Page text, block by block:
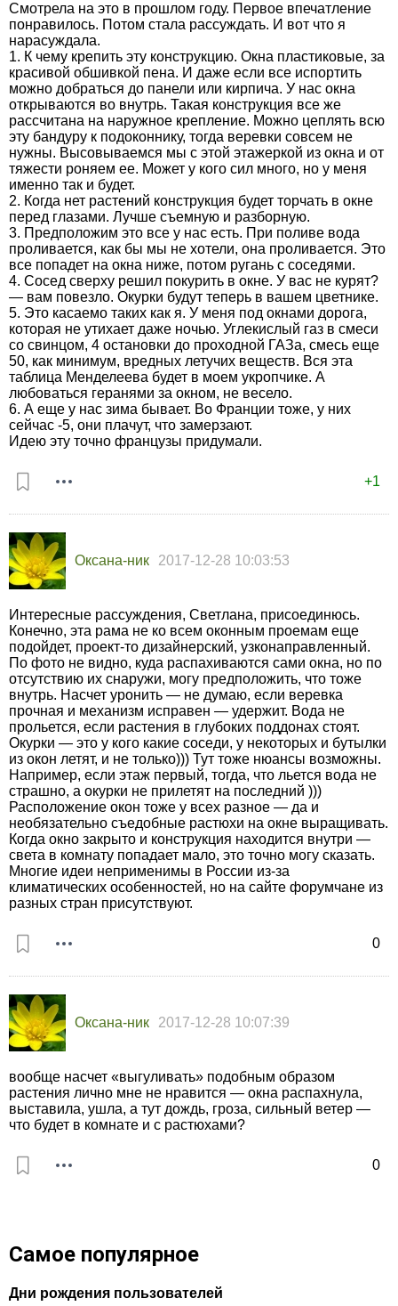
+1
Смотрела на это в прошлом году. Первое впечатление
понравилось. Потом стала рассуждать. И вот что я
нарасуждала.
1. К чему крепить эту конструкцию. Окна пластиковые, за
красивой обшивкой пена. И даже если все испортить
можно добраться до панели или кирпича. У нас окна
открываются во внутрь. Такая конструкция все же
рассчитана на наружное крепление. Можно цеплять всю
эту бандуру к подоконнику, тогда веревки совсем не
нужны. Высовываемся мы с этой этажеркой из окна и от
тяжести роняем ее. Может у кого сил много, но у меня
именно так и будет.
2. Когда нет растений конструкция будет торчать в окне
перед глазами. Лучше съемную и разборную.
3. Предположим это все у нас есть. При поливе вода
проливается, как бы мы не хотели, она проливается. Это
все попадет на окна ниже, потом ругань с соседями.
4. Сосед сверху решил покурить в окне. У вас не курят?
— вам повезло. Окурки будут теперь в вашем цветнике.
5. Это касаемо таких как я. У меня под окнами дорога,
которая не утихает даже ночью. Углекислый газ в смеси
со свинцом, 4 остановки до проходной ГАЗа, смесь еще
50, как минимум, вредных летучих веществ. Вся эта
таблица Менделеева будет в моем укропчике. А
любоваться геранями за окном, не весело.
6. А еще у нас зима бывает. Во Франции тоже, у них
сейчас -5, они плачут, что замерзают.
Идею эту точно французы придумали.
Оксана-ник 2017-12-28 10:03:53
0
Интересные рассуждения, Светлана, присоединюсь.
Конечно, эта рама не ко всем оконным проемам еще
подойдет, проект-то дизайнерский, узконаправленный.
По фото не видно, куда распахиваются сами окна, но по
отсутствию их снаружи, могу предположить, что тоже
внутрь. Насчет уронить — не думаю, если веревка
прочная и механизм исправен — удержит. Вода не
прольется, если растения в глубоких поддонах стоят.
Окурки — это у кого какие соседи, у некоторых и бутылки
из окон летят, и не только))) Тут тоже нюансы возможны.
Например, если этаж первый, тогда, что льется вода не
страшно, а окурки не прилетят на последний )))
Расположение окон тоже у всех разное — да и
необязательно съедобные растюхи на окне выращивать.
Когда окно закрыто и конструкция находится внутри —
света в комнату попадает мало, это точно могу сказать.
Многие идеи неприменимы в России из-за
климатических особенностей, но на сайте форумчане из
разных стран присутствуют.
Оксана-ник 2017-12-28 10:07:39
0
вообще насчет «выгуливать» подобным образом
растения лично мне не нравится — окна распахнула,
выставила, ушла, а тут дождь, гроза, сильный ветер —
что будет в комнате и с растюхами?
Самое популярное
Дни рождения пользователей